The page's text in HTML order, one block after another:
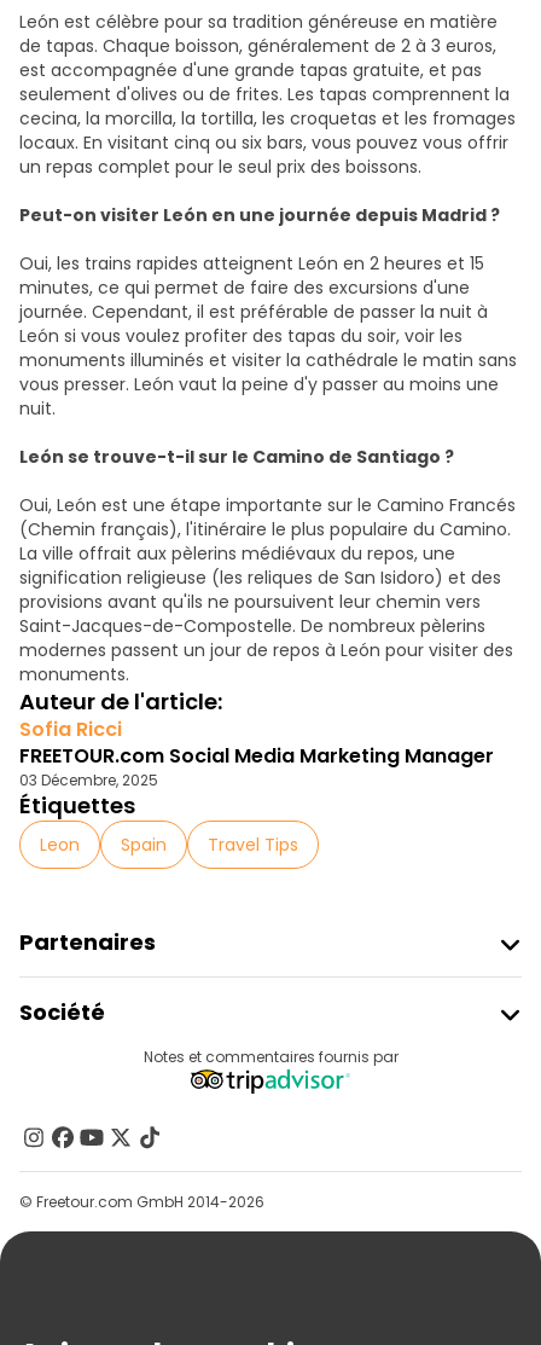
León est célèbre pour sa tradition généreuse en matière
de tapas. Chaque boisson, généralement de 2 à 3 euros,
est accompagnée d'une grande tapas gratuite, et pas
seulement d'olives ou de frites. Les tapas comprennent la
cecina, la morcilla, la tortilla, les croquetas et les fromages
locaux. En visitant cinq ou six bars, vous pouvez vous offrir
un repas complet pour le seul prix des boissons.
Peut-on visiter León en une journée depuis Madrid ?
Oui, les trains rapides atteignent León en 2 heures et 15
minutes, ce qui permet de faire des excursions d'une
journée. Cependant, il est préférable de passer la nuit à
León si vous voulez profiter des tapas du soir, voir les
monuments illuminés et visiter la cathédrale le matin sans
vous presser. León vaut la peine d'y passer au moins une
nuit.
León se trouve-t-il sur le Camino de Santiago ?
Oui, León est une étape importante sur le Camino Francés
(Chemin français), l'itinéraire le plus populaire du Camino.
La ville offrait aux pèlerins médiévaux du repos, une
signification religieuse (les reliques de San Isidoro) et des
provisions avant qu'ils ne poursuivent leur chemin vers
Saint-Jacques-de-Compostelle. De nombreux pèlerins
modernes passent un jour de repos à León pour visiter des
monuments.
Auteur de l'article:
Sofia Ricci
FREETOUR.com Social Media Marketing Manager
03 Décembre, 2025
Étiquettes
Leon Spain Travel Tips
Partenaires
Connexion Du Fournisseur
Programme D’affiliation
Société
Contactez-Nous
Groupes
Aide
Notes et commentaires fournis par
© Freetour.com GmbH 2014-2026